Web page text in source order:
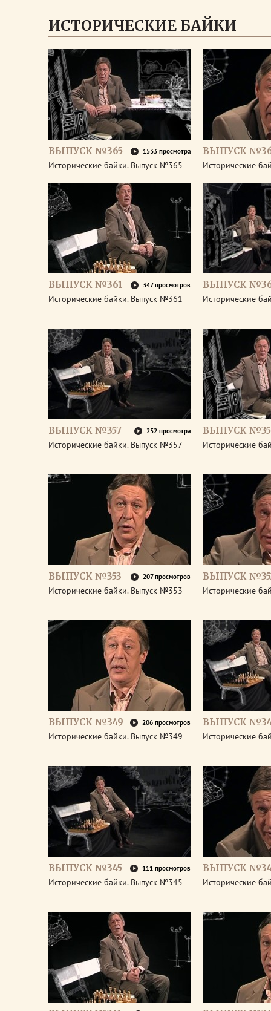
ИСТОРИЧЕСКИЕ БАЙКИ
ВЫПУСК №365 1533 просмотра
Исторические байки. Выпуск №365
ВЫПУСК
Исторические
ВЫПУСК №361 347 просмотров
Исторические байки. Выпуск №361
ВЫПУСК
Исторические
ВЫПУСК №357 252 просмотра
Исторические байки. Выпуск №357
ВЫПУСК
Исторические
ВЫПУСК №353 207 просмотров
Исторические байки. Выпуск №353
ВЫПУСК
Исторические
ВЫПУСК №349 206 просмотров
Исторические байки. Выпуск №349
ВЫПУСК
Исторические
ВЫПУСК №345 111 просмотров
Исторические байки. Выпуск №345
ВЫПУСК
Исторические